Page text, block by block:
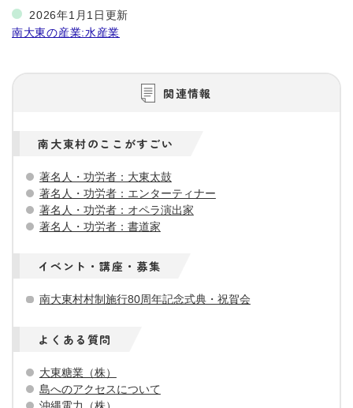
2026年1月1日更新
南大東の産業:水産業
関連情報
南大東村のここがすごい
著名人・功労者：大東太鼓
著名人・功労者：エンターティナー
著名人・功労者：オペラ演出家
著名人・功労者：書道家
イベント・講座・募集
南大東村村制施行80周年記念式典・祝賀会
よくある質問
大東糖業（株）
島へのアクセスについて